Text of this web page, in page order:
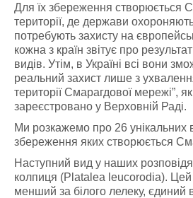
Для їх збереження створюється
території, де держави
потребують захисту на
кожна з країн звітує про
видів. Утім, в Україні всі вони
реальний захист лише з
території Смарагдової мережі”,
зареєстровано у Верховній Раді.
Ми розкажемо про 26 унікальних
збереження яких створюється
Наступний вид у наших
колпиця (Platalea leucorodia).
менший за білого лелеку, єдиний